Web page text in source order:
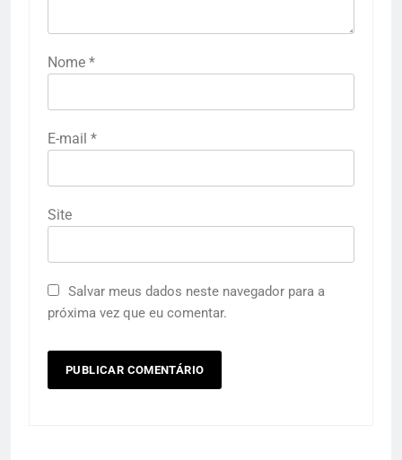
Nome *
E-mail *
Site
Salvar meus dados neste navegador para a
próxima vez que eu comentar.